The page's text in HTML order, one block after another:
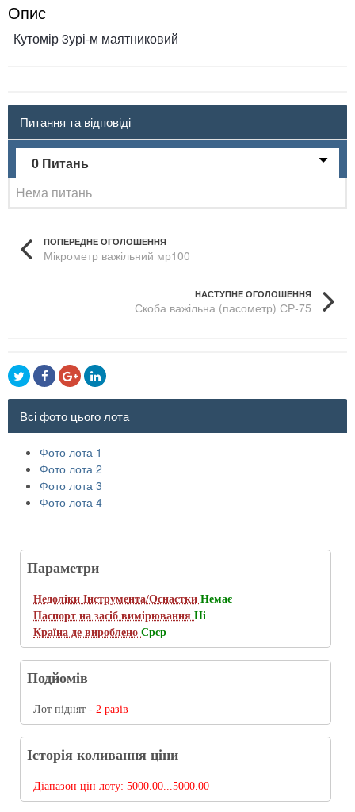
Опис
Кутомір 3урі-м маятниковий
Питання та відповіді
0 Питань
Нема питань
ПОПЕРЕДНЕ ОГОЛОШЕННЯ
Мікрометр важільний мр100
НАСТУПНЕ ОГОЛОШЕННЯ
Скоба важільна (пасометр) СР-75
Всі фото цього лота
Фото лота 1
Фото лота 2
Фото лота 3
Фото лота 4
Параметри
Недоліки Інструмента/Оснастки Немає
Паспорт на засіб вимірювання Ні
Країна де вироблено Срср
Подйомів
Лот піднят - 2 разів
Історія коливання ціни
Діапазон цін лоту: 5000.00...5000.00